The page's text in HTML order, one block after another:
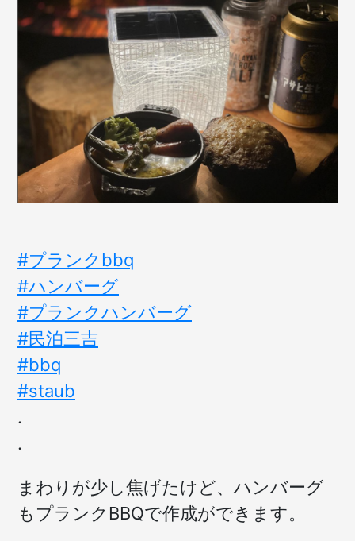
グ])
#プランクbbq
#ハンバーグ
#プランクハンバーグ
#民泊三吉
#bbq
#staub
.
.
まわりが少し焦げたけど、ハンバーグ
もプランクBBQで作成ができます。